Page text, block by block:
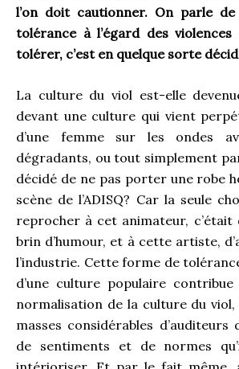
l’on doit cautionner. On parle
tolérance à l’égard des violences
tolérer, c’est en quelque sorte
La culture du viol est-elle
devant une culture qui vient
d’une femme sur les ondes
dégradants, ou tout simplement
décidé de ne pas porter une robe
scène de l’ADISQ? Car la seule
reprocher à cet animateur, c’était
brin d’humour, et à cette artiste,
l’industrie. Cette forme de
d’une culture populaire
normalisation de la culture du
masses considérables d’auditeurs
de sentiments et de normes